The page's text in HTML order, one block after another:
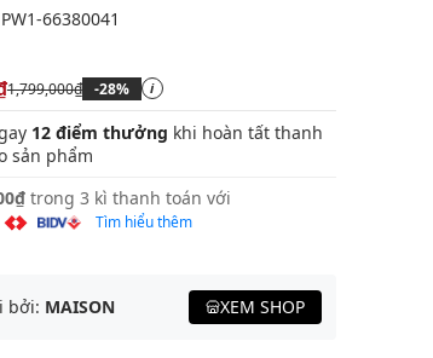
PW1-66380041
1,799,000₫ -28% i
12 điểm thưởng khi hoàn tất thanh
sản phẩm
trong 3 kì thanh toán với
Tìm hiểu thêm
bởi: MAISON XEM SHOP